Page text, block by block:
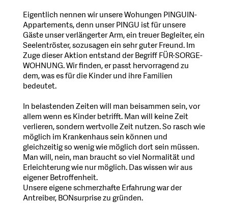
Eigentlich nennen wir unsere Wohungen PINGUIN-
Appartements, denn unser PINGU ist für unsere
Gäste unser verlängerter Arm, ein treuer Begleiter, ein
Seelentröster, sozusagen ein sehr guter Freund. Im
Zuge dieser Aktion entstand der Begriff FÜR-SORGE-
WOHNUNG. Wir finden, er passt hervorragend zu
dem, was es für die Kinder und ihre Familien
bedeutet.
In belastenden Zeiten will man beisammen sein, vor
allem wenn es Kinder betrifft. Man will keine Zeit
verlieren, sondern wertvolle Zeit nutzen. So rasch wie
möglich im Krankenhaus sein können und
gleichzeitig so wenig wie möglich dort sein müssen.
Man will, nein, man braucht so viel Normalität und
Erleichterung wie nur möglich. Das wissen wir aus
eigener Betroffenheit.
Unsere eigene schmerzhafte Erfahrung war der
Antreiber, BONsurprise zu gründen.